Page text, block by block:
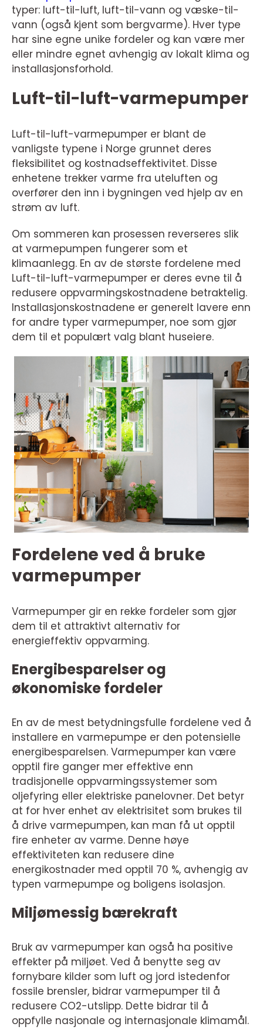
typer: luft-til-luft, luft-til-vann og væske-til-
vann (også kjent som bergvarme). Hver type
har sine egne unike fordeler og kan være mer
eller mindre egnet avhengig av lokalt klima og
installasjonsforhold.
Luft-til-luft-varmepumper
Luft-til-luft-varmepumper er blant de
vanligste typene i Norge grunnet deres
fleksibilitet og kostnadseffektivitet. Disse
enhetene trekker varme fra uteluften og
overfører den inn i bygningen ved hjelp av en
strøm av luft.
Om sommeren kan prosessen reverseres slik
at varmepumpen fungerer som et
klimaanlegg. En av de største fordelene med
Luft-til-luft-varmepumper er deres evne til å
redusere oppvarmingskostnadene betraktelig.
Installasjonskostnadene er generelt lavere enn
for andre typer varmepumper, noe som gjør
dem til et populært valg blant huseiere.
Fordelene ved å bruke
varmepumper
Varmepumper gir en rekke fordeler som gjør
dem til et attraktivt alternativ for
energieffektiv oppvarming.
Energibesparelser og
økonomiske fordeler
En av de mest betydningsfulle fordelene ved å
installere en varmepumpe er den potensielle
energibesparelsen. Varmepumper kan være
opptil fire ganger mer effektive enn
tradisjonelle oppvarmingssystemer som
oljefyring eller elektriske panelovner. Det betyr
at for hver enhet av elektrisitet som brukes til
å drive varmepumpen, kan man få ut opptil
fire enheter av varme. Denne høye
effektiviteten kan redusere dine
energikostnader med opptil 70 %, avhengig av
typen varmepumpe og boligens isolasjon.
Miljømessig bærekraft
Bruk av varmepumper kan også ha positive
effekter på miljøet. Ved å benytte seg av
fornybare kilder som luft og jord istedenfor
fossile brensler, bidrar varmepumper til å
redusere CO2-utslipp. Dette bidrar til å
oppfylle nasjonale og internasjonale klimamål.